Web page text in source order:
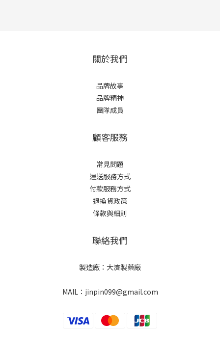
關於我們
品牌故事
品牌精神
團隊成員
顧客服務
常見問題
運送服務方式
付款服務方式
退換貨政策
條款與細則
聯絡我們
製造廠：大濟製藥廠
MAIL：jinpin099@gmail.com